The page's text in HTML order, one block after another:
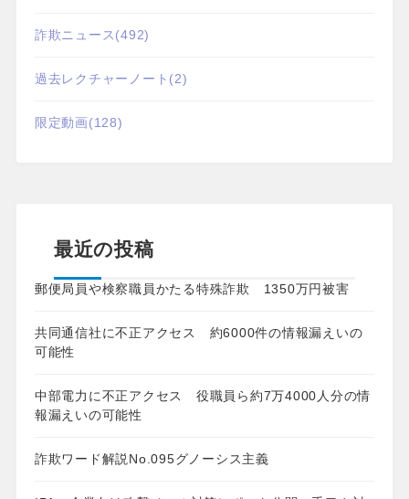
詐欺ニュース(492)
過去レクチャーノート (2)
限定動画(128)
最近の投稿
郵便局員や検察職員かたる特殊詐欺 1350万円被害
共同通信社に不正アクセス 約6000件の情報漏えいの
可能性
中部電力に不正アクセス 役職員ら約7万4000人分の情
報漏えいの可能性
詐欺ワード解説No.095グノーシス主義